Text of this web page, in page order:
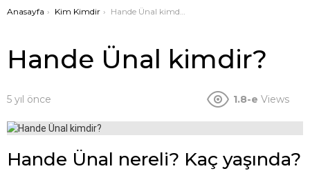
Buradasınız:
Anasayfa Kim Kimdir Hande Ünal kimdir?
Hande Ünal kimdir?
5 yıl önce 1.8-e Views
Hande Ünal nereli? Kaç yaşında?